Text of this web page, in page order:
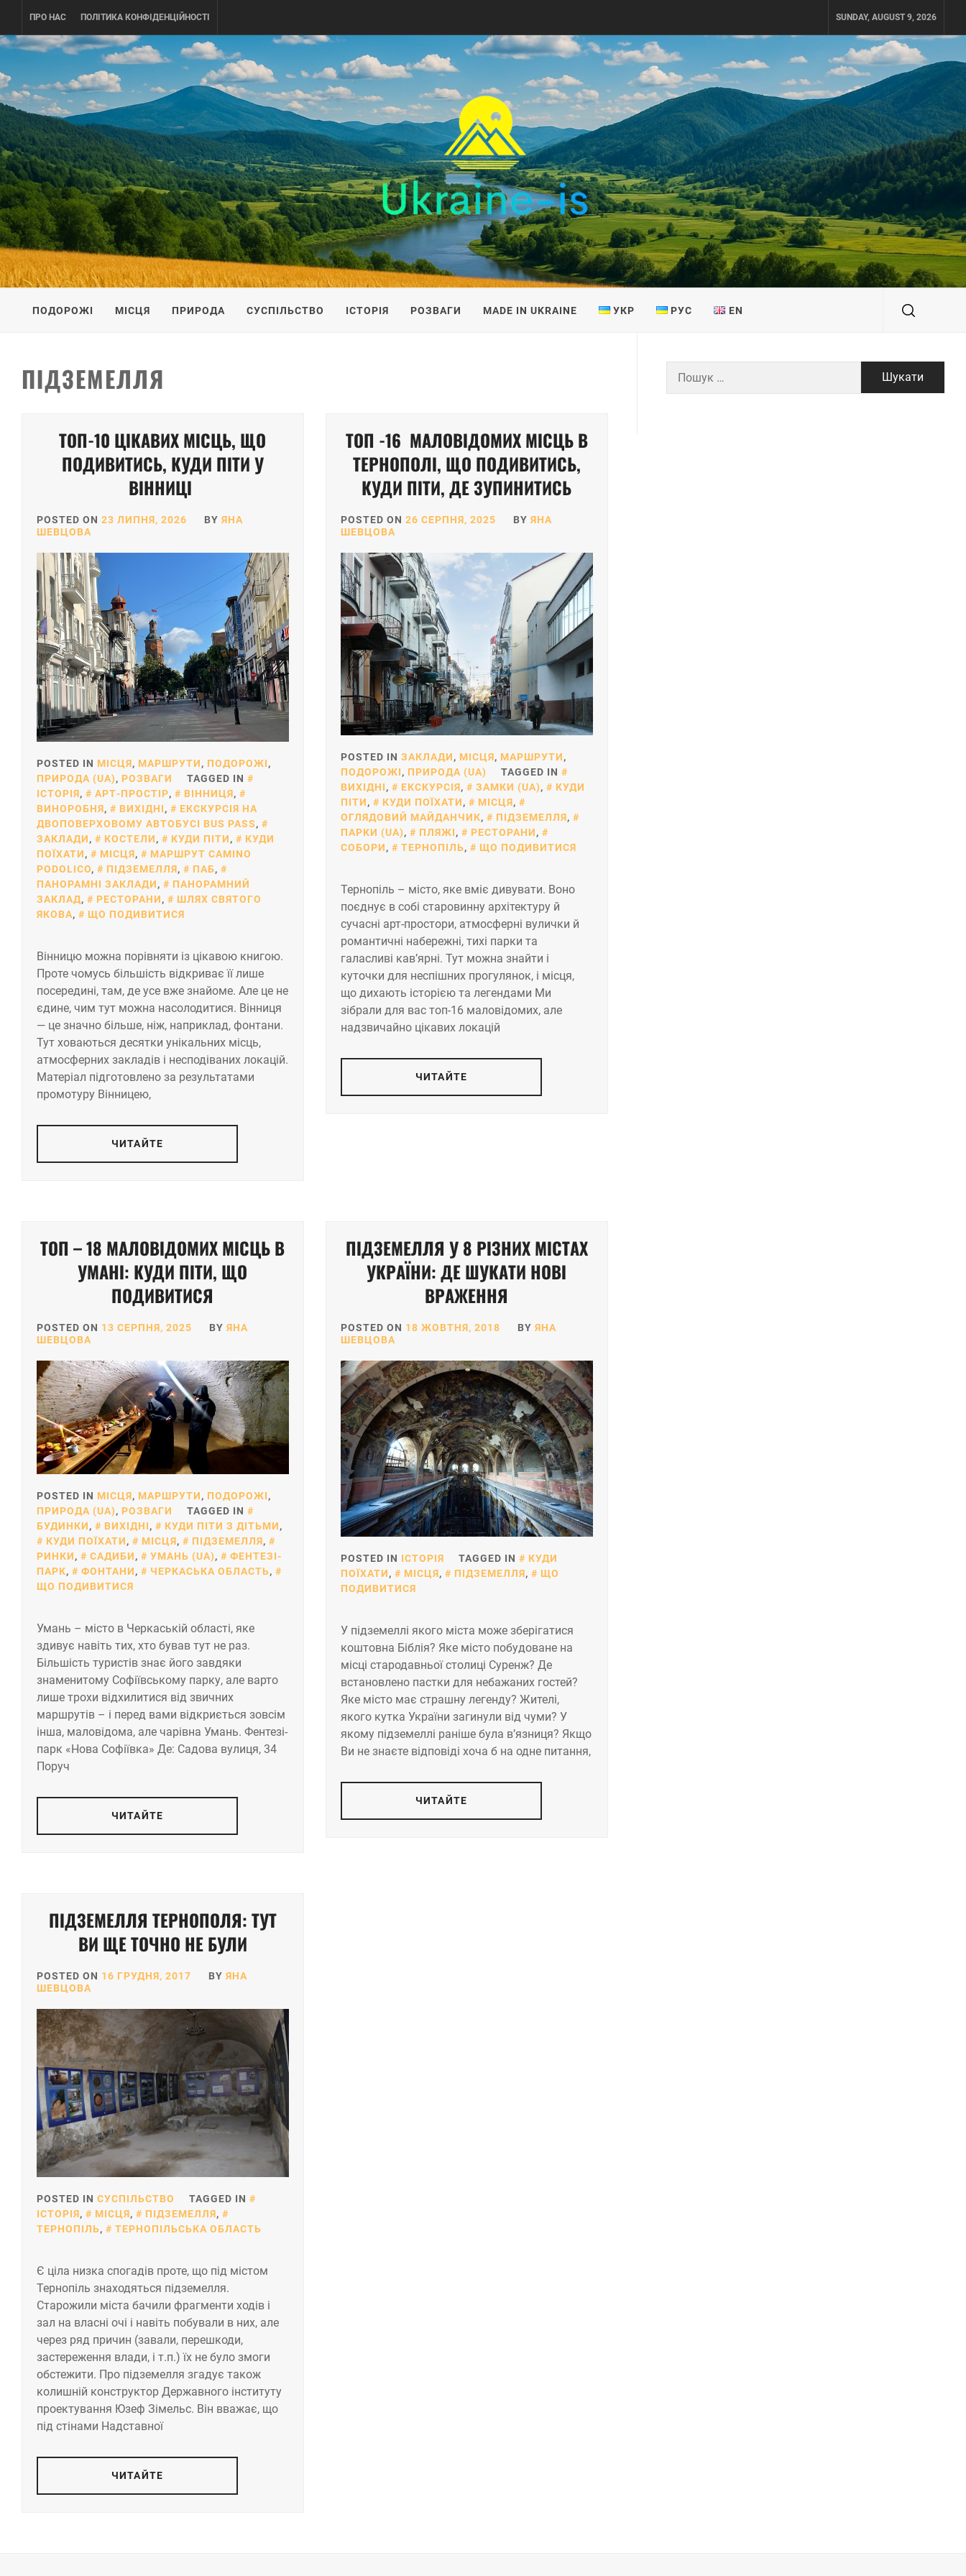
content
ПРО НАС ПОЛІТИКА КОНФІДЕНЦІЙНОСТІ SUNDAY, AUGUST 9, 2026
UKRAINE-IS
ПОДОРОЖI ПО УКРАЇНІ
ПОДОРОЖІ МІСЦЯ ПРИРОДА СУСПІЛЬСТВО ІСТОРІЯ РОЗВАГИ MADE IN UKRAINE УКР РУС EN
ПІДЗЕМЕЛЛЯ
ТОП-10 ЦІКАВИХ МІСЦЬ, ЩО
ПОДИВИТИСЬ, КУДИ ПІТИ У
ВІННИЦІ
POSTED ON 23 ЛИПНЯ, 2026 BY ЯНА
ШЕВЦОВА
POSTED IN МІСЦЯ, МАРШРУТИ, ПОДОРОЖІ,
ПРИРОДА (UA), РОЗВАГИ
TAGGED IN
ІСТОРІЯ, АРТ-ПРОСТІР, ВІННИЦЯ,
ВИНОРОБНЯ, ВИХІДНІ,
ЕКСКУРСІЯ НА
ДВОПОВЕРХОВОМУ АВТОБУСІ BUS PASS,
ЗАКЛАДИ, КОСТЕЛИ, КУДИ ПІТИ,
КУДИ
ПОЇХАТИ, МІСЦЯ,
МАРШРУТ CAMINO
PODOLICO, ПІДЗЕМЕЛЛЯ, ПАБ,
ПАНОРАМНІ ЗАКЛАДИ,
ПАНОРАМНИЙ
ЗАКЛАД, РЕСТОРАНИ,
ШЛЯХ СВЯТОГО
ЯКОВА, ЩО ПОДИВИТИСЯ
Вінницю можна порівняти із цікавою книгою.
Проте чомусь більшість відкриває її лише
посередині, там, де усе вже знайоме. Але це не
єдине, чим тут можна насолодитися. Вінниця
— це значно більше, ніж, наприклад, фонтани.
Тут ховаються десятки унікальних місць,
атмосферних закладів і несподіваних локацій.
Матеріал підготовлено за результатами
промотуру Вінницею,
ЧИТАЙТЕ
ТОП -16 МАЛОВІДОМИХ МІСЦЬ В
ТЕРНОПОЛІ, ЩО ПОДИВИТИСЬ,
КУДИ ПІТИ, ДЕ ЗУПИНИТИСЬ
POSTED ON 26 СЕРПНЯ, 2025 BY ЯНА
ШЕВЦОВА
POSTED IN ЗАКЛАДИ, МІСЦЯ, МАРШРУТИ,
ПОДОРОЖІ, ПРИРОДА (UA)
TAGGED IN
ВИХІДНІ, ЕКСКУРСІЯ, ЗАМКИ (UA),
КУДИ
ПІТИ, КУДИ ПОЇХАТИ, МІСЦЯ,
ОГЛЯДОВИЙ МАЙДАНЧИК, ПІДЗЕМЕЛЛЯ,
ПАРКИ (UA), ПЛЯЖІ, РЕСТОРАНИ,
СОБОРИ, ТЕРНОПІЛЬ, ЩО ПОДИВИТИСЯ
Тернопіль – місто, яке вміє дивувати. Воно
поєднує в собі старовинну архітектуру й
сучасні арт-простори, атмосферні вулички й
романтичні набережні, тихі парки та
галасливі кав’ярні. Тут можна знайти і
куточки для неспішних прогулянок, і місця,
що дихають історією та легендами Ми
зібрали для вас топ-16 маловідомих, але
надзвичайно цікавих локацій
ЧИТАЙТЕ
ТОП – 18 МАЛОВІДОМИХ МІСЦЬ В
УМАНІ: КУДИ ПІТИ, ЩО
ПОДИВИТИСЯ
POSTED ON 13 СЕРПНЯ, 2025 BY ЯНА
ШЕВЦОВА
POSTED IN МІСЦЯ, МАРШРУТИ, ПОДОРОЖІ,
ПРИРОДА (UA), РОЗВАГИ
TAGGED IN
БУДИНКИ, ВИХІДНІ, КУДИ ПІТИ З ДІТЬМИ,
КУДИ ПОЇХАТИ, МІСЦЯ, ПІДЗЕМЕЛЛЯ,
РИНКИ, САДИБИ, УМАНЬ (UA),
ФЕНТЕЗІ-
ПАРК, ФОНТАНИ, ЧЕРКАСЬКА ОБЛАСТЬ,
ЩО ПОДИВИТИСЯ
Умань – місто в Черкаській області, яке
здивує навіть тих, хто бував тут не раз.
Більшість туристів знає його завдяки
знаменитому Софіївському парку, але варто
лише трохи відхилитися від звичних
маршрутів – і перед вами відкриється зовсім
інша, маловідома, але чарівна Умань. Фентезі-
парк «Нова Софіївка» Де: Садова вулиця, 34
Поруч
ЧИТАЙТЕ
ПІДЗЕМЕЛЛЯ У 8 РІЗНИХ МІСТАХ
УКРАЇНИ: ДЕ ШУКАТИ НОВІ
ВРАЖЕННЯ
POSTED ON 18 ЖОВТНЯ, 2018 BY ЯНА
ШЕВЦОВА
POSTED IN ІСТОРІЯ TAGGED IN
КУДИ
ПОЇХАТИ, МІСЦЯ, ПІДЗЕМЕЛЛЯ,
ЩО
ПОДИВИТИСЯ
У підземеллі якого міста може зберігатися
коштовна Біблія? Яке місто побудоване на
місці стародавньої столиці Суренж? Де
встановлено пастки для небажаних гостей?
Яке місто має страшну легенду? Жителі,
якого кутка України загинули від чуми? У
якому підземеллі раніше була в’язниця? Якщо
Ви не знаєте відповіді хоча б на одне питання,
ЧИТАЙТЕ
ПІДЗЕМЕЛЛЯ ТЕРНОПОЛЯ: ТУТ
ВИ ЩЕ ТОЧНО НЕ БУЛИ
POSTED ON 16 ГРУДНЯ, 2017 BY ЯНА
ШЕВЦОВА
POSTED IN СУСПІЛЬСТВО
TAGGED IN
ІСТОРІЯ, МІСЦЯ, ПІДЗЕМЕЛЛЯ,
ТЕРНОПІЛЬ, ТЕРНОПІЛЬСЬКА ОБЛАСТЬ
Є ціла низка спогадів проте, що під містом
Тернопіль знаходяться підземелля.
Старожили міста бачили фрагменти ходів і
зал на власні очі і навіть побували в них, але
через ряд причин (завали, перешкоди,
застереження влади, і т.п.) їх не було змоги
обстежити. Про підземелля згадує також
колишній конструктор Державного інституту
проектування Юзеф Зімельс. Він вважає, що
під стінами Надставної
ЧИТАЙТЕ